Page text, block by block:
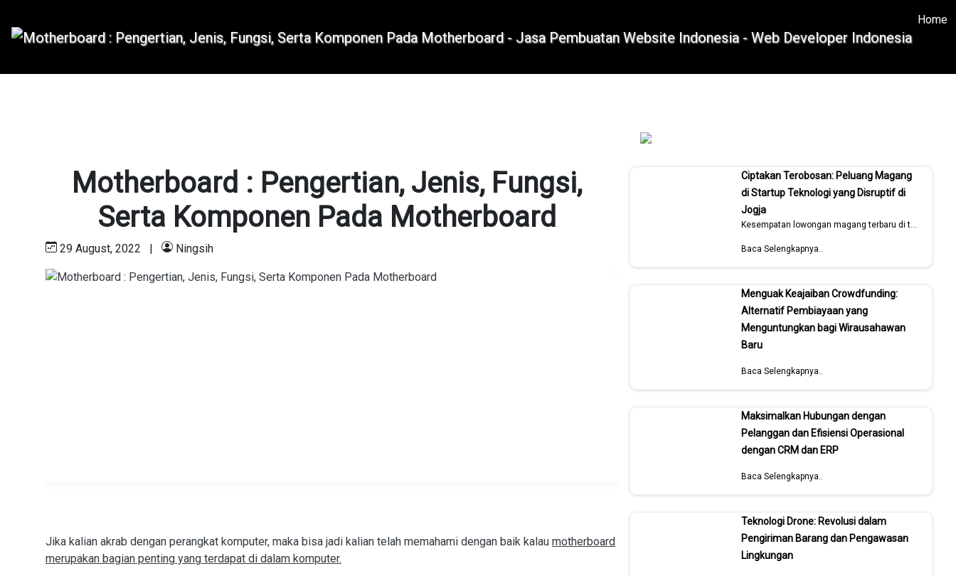
Home
Motherboard : Pengertian, Jenis, Fungsi,
Serta Komponen Pada Motherboard
29 August, 2022 | Ningsih
Jika kalian akrab dengan perangkat komputer, maka bisa jadi kalian telah memahami dengan baik kalau motherboard
merupakan bagian penting yang terdapat di dalam komputer.
Ciptakan Terobosan: Peluang Magang
di Startup Teknologi yang Disruptif di
Jogja
Kesempatan lowongan magang terbaru di tahun 2026
Baca Selengkapnya..
Menguak Keajaiban Crowdfunding:
Alternatif Pembiayaan yang
Menguntungkan bagi Wirausahawan
Baru
Baca Selengkapnya..
Maksimalkan Hubungan dengan
Pelanggan dan Efisiensi Operasional
dengan CRM dan ERP
Baca Selengkapnya..
Teknologi Drone: Revolusi dalam
Pengiriman Barang dan Pengawasan
Lingkungan